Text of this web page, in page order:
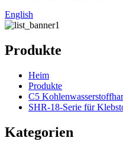
English
Produkte
Heim
Produkte
C5
SHR-18-Serie für
Kategorien